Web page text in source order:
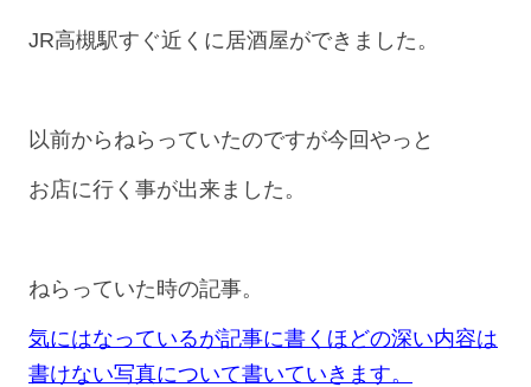
JR高槻駅すぐ近くに居酒屋ができました。
以前からねらっていたのですが今回やっと
お店に行く事が出来ました。
ねらっていた時の記事。
気にはなっているが記事に書くほどの深い内容は
書けない写真について書いていきます。